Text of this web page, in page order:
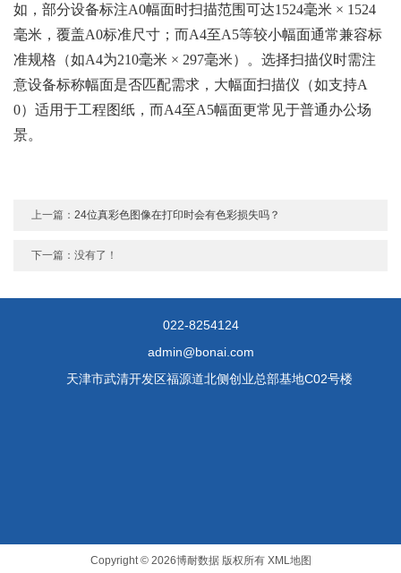
如，部分设备标注A0幅面时扫描范围可达1524毫米 × 1524
毫米，覆盖A0标准尺寸；而A4至A5等较小幅面通常兼容标
准规格（如A4为210毫米 × 297毫米）。选择扫描仪时需注
意设备标称幅面是否匹配需求，大幅面扫描仪（如支持A
0）适用于工程图纸，而A4至A5幅面更常见于普通办公场
景。
上一篇：24位真彩色图像在打印时会有色彩损失吗？
下一篇：没有了！
022-8254124
admin@bonai.com
天津市武清开发区福源道北侧创业总部基地C02号楼
Copyright © 2026博耐数据 版权所有 XML地图